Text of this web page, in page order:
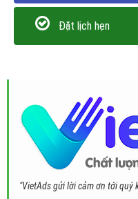
Đặt lịch hẹn
"VietAds gửi lời cảm ơn tới